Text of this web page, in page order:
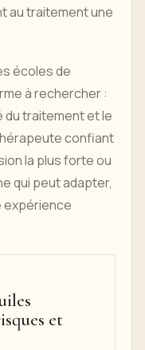
au traitement une
écoles de
à rechercher :
du traitement et le
confiant
la plus forte ou
qui peut adapter,
expérience
et